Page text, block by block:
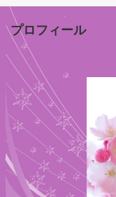
プロフィール